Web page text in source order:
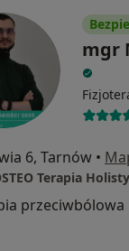
mgr
6, Tarnów •
Terapia
przeciwbólowa